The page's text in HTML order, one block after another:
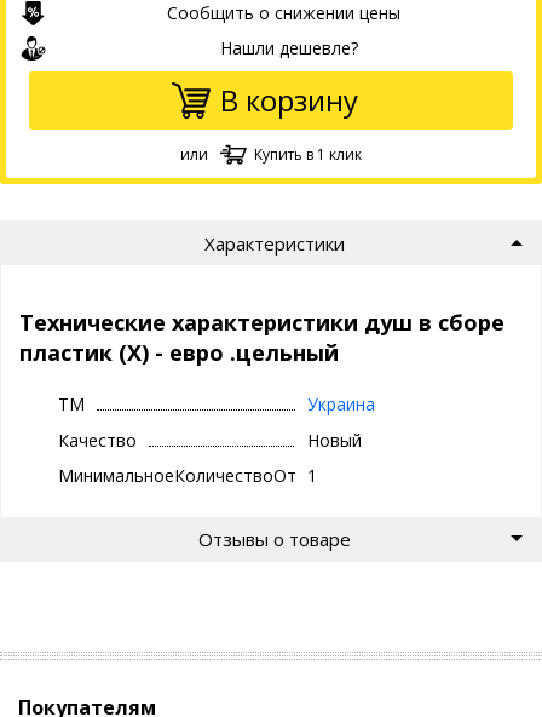
Сообщить о снижении цены
Нашли дешевле?
В корзину
или Купить в 1 клик
Характеристики
Технические характеристики душ в сборе
пластик (Х) - евро .цельный
ТМ
Украина
Качество
Новый
МинимальноеКоличествоОтгрузки
1
Отзывы о товаре
Покупателям